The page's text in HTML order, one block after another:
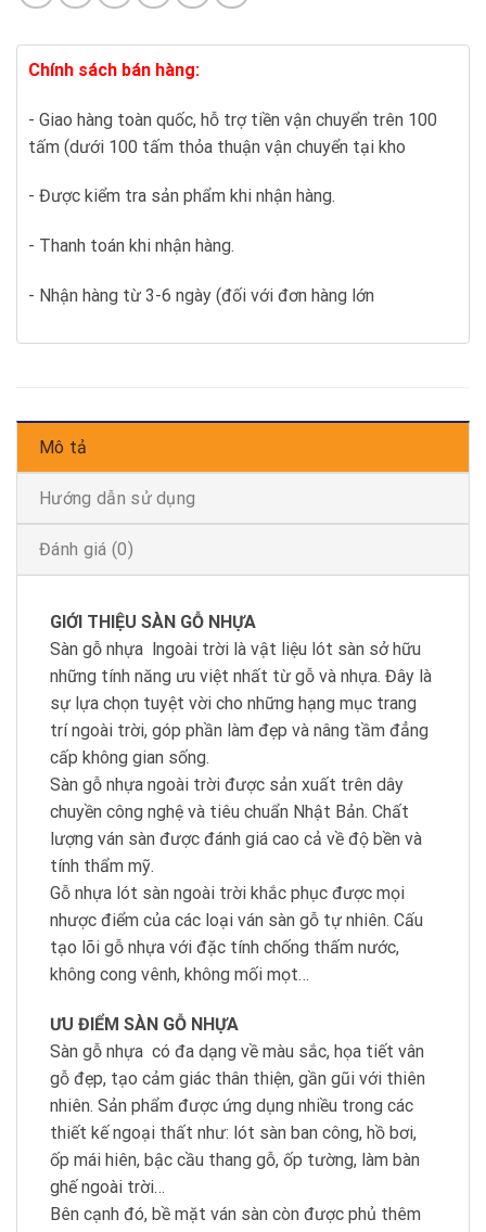
Chính sách bán hàng:
- Giao hàng toàn quốc, hỗ trợ tiền vận chuyển trên 100
tấm (dưới 100 tấm thỏa thuận vận chuyển tại kho
- Được kiểm tra sản phẩm khi nhận hàng.
- Thanh toán khi nhận hàng.
- Nhận hàng từ 3-6 ngày (đối với đơn hàng lớn
Mô tả
Đánh giá (0)
Hướng dẫn sử dụng
GIỚI THIỆU SÀN GỖ NHỰA
Sàn gỗ nhựa lngoài trời là vật liệu lót sàn sở hữu
những tính năng ưu việt nhất từ gỗ và nhựa. Đây là
sự lựa chọn tuyệt vời cho những hạng mục trang
trí ngoài trời, góp phần làm đẹp và nâng tầm đẳng
cấp không gian sống.
Sàn gỗ nhựa ngoài trời được sản xuất trên dây
chuyền công nghệ và tiêu chuẩn Nhật Bản. Chất
lượng ván sàn được đánh giá cao cả về độ bền và
tính thẩm mỹ.
Gỗ nhựa lót sàn ngoài trời khắc phục được mọi
nhược điểm của các loại ván sàn gỗ tự nhiên. Cấu
tạo lõi gỗ nhựa với đặc tính chống thấm nước,
không cong vênh, không mối mọt…
ƯU ĐIỂM SÀN GỖ NHỰA
Sàn gỗ nhựa có đa dạng về màu sắc, họa tiết vân
gỗ đẹp, tạo cảm giác thân thiện, gần gũi với thiên
nhiên. Sản phẩm được ứng dụng nhiều trong các
thiết kế ngoại thất như: lót sàn ban công, hồ bơi,
ốp mái hiên, bậc cầu thang gỗ, ốp tường, làm bàn
ghế ngoài trời…
Bên cạnh đó, bề mặt ván sàn còn được phủ thêm